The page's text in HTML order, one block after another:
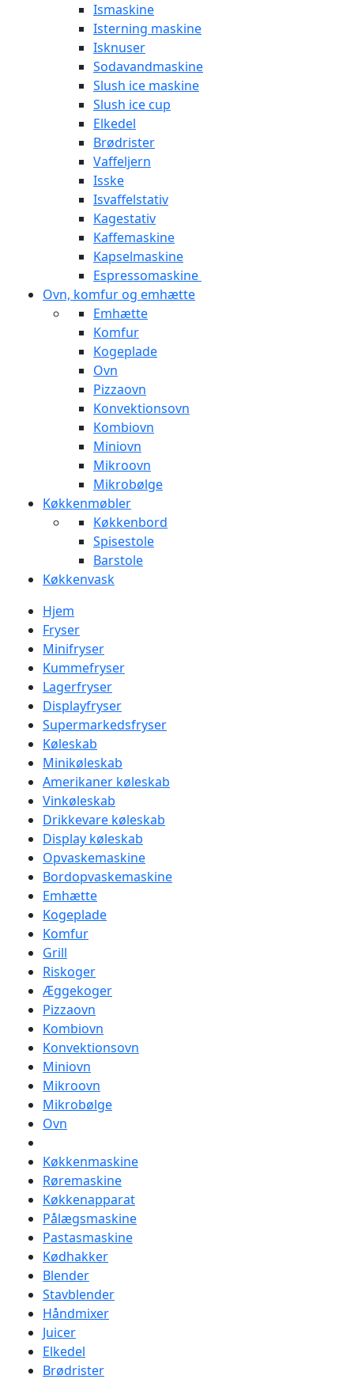
Ismaskine
Isterning maskine
Isknuser
Sodavandmaskine
Slush ice maskine
Slush ice cup
Elkedel
Brødrister
Vaffeljern
Isske
Isvaffelstativ
Kagestativ
Kaffemaskine
Kapselmaskine
Espressomaskine
Ovn, komfur og emhætte
Emhætte
Komfur
Kogeplade
Ovn
Pizzaovn
Konvektionsovn
Kombiovn
Miniovn
Mikroovn
Mikrobølge
Køkkenmøbler
Køkkenbord
Spisestole
Barstole
Køkkenvask
Hjem
Fryser
Minifryser
Kummefryser
Lagerfryser
Displayfryser
Supermarkedsfryser
Køleskab
Minikøleskab
Amerikaner køleskab
Vinkøleskab
Drikkevare køleskab
Display køleskab
Opvaskemaskine
Bordopvaskemaskine
Emhætte
Kogeplade
Komfur
Grill
Riskoger
Æggekoger
Pizzaovn
Kombiovn
Konvektionsovn
Miniovn
Mikroovn
Mikrobølge
Ovn
Køkkenmaskine
Røremaskine
Køkkenapparat
Pålægsmaskine
Pastasmaskine
Kødhakker
Blender
Stavblender
Håndmixer
Juicer
Elkedel
Brødrister